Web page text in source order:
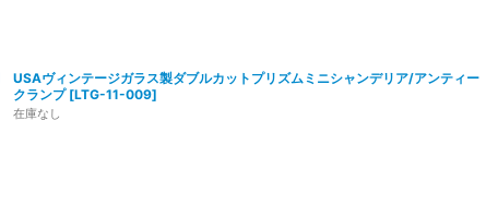
USAヴィンテージガラス製ダブルカットプリズムミニシャンデリア/アンティー
クランプ [LTG-11-009]
在庫なし